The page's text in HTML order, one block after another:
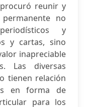
reunir y
no
y
y cartas, sino
inapreciable
Las diversas
tienen relación
en forma de
para los